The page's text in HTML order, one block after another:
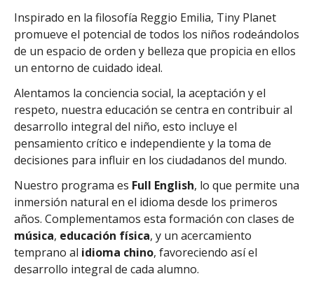
Inspirado en la filosofía Reggio Emilia, Tiny Planet
promueve el potencial de todos los niños rodeándolos
de un espacio de orden y belleza que propicia en ellos
un entorno de cuidado ideal.
Alentamos la conciencia social, la aceptación y el
respeto, nuestra educación se centra en contribuir al
desarrollo integral del niño, esto incluye el
pensamiento crítico e independiente y la toma de
decisiones para influir en los ciudadanos del mundo.
Nuestro programa es Full English, lo que permite una
inmersión natural en el idioma desde los primeros
años. Complementamos esta formación con clases de
música, educación física, y un acercamiento
temprano al idioma chino, favoreciendo así el
desarrollo integral de cada alumno.